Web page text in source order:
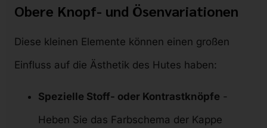
Obere Knopf- und Ösenvariationen
Diese kleinen Elemente können einen großen
Einfluss auf die Ästhetik des Hutes haben:
Spezielle Stoff- oder Kontrastknöpfe -
Heben Sie das Farbschema der Kappe